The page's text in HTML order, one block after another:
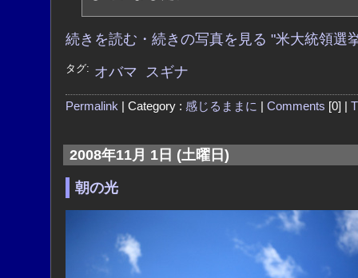
続きを読む・続きの写真を見る "米大統領選
タグ: オバマ スギナ
Permalink | Category : 感じるままに Comments [0] |
2008年11月 1日 (土曜日)
朝の光